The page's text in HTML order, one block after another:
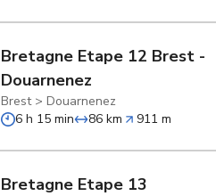
Bretagne Etape 12 Brest -
Douarnenez
Brest>Douarnenez
6 h 15 min
86 km 911 m
Bretagne Etape 13